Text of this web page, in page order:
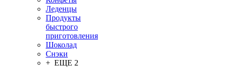
Леденцы
Продукты
быстрого
приготовления
Шоколад
Снэки
+ ЕЩЕ 2